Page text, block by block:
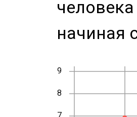
начиная